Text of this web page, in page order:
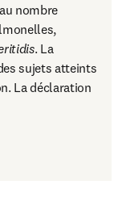
nombre
. La
sujets atteints
La déclaration